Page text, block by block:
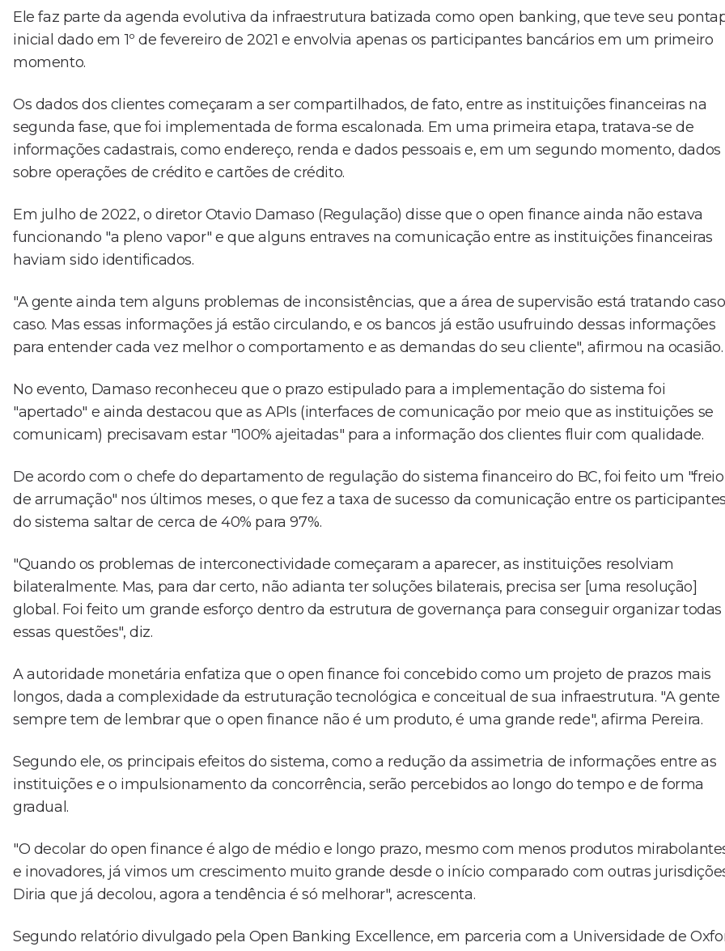
Ele faz parte da agenda evolutiva da infraestrutura batizada como open banking, que teve seu
inicial dado em 1º de fevereiro de 2021 e envolvia apenas os participantes bancários em um primeiro
momento.
Os dados dos clientes começaram a ser compartilhados, de fato, entre as instituições financeiras na
segunda fase, que foi implementada de forma escalonada. Em uma primeira etapa, tratava-se de
informações cadastrais, como endereço, renda e dados pessoais e, em um segundo momento, dados
sobre operações de crédito e cartões de crédito.
Em julho de 2022, o diretor Otavio Damaso (Regulação) disse que o open finance ainda não estava
funcionando "a pleno vapor" e que alguns entraves na comunicação entre as instituições financeiras
haviam sido identificados.
"A gente ainda tem alguns problemas de inconsistências, que a área de supervisão está tratando
caso. Mas essas informações já estão circulando, e os bancos já estão usufruindo dessas informações
para entender cada vez melhor o comportamento e as demandas do seu cliente", afirmou na ocasião.
No evento, Damaso reconheceu que o prazo estipulado para a implementação do sistema foi
"apertado" e ainda destacou que as APIs (interfaces de comunicação por meio que as instituições se
comunicam) precisavam estar "100% ajeitadas" para a informação dos clientes fluir com qualidade.
De acordo com o chefe do departamento de regulação do sistema financeiro do BC, foi feito um "freio
de arrumação" nos últimos meses, o que fez a taxa de sucesso da comunicação entre os
do sistema saltar de cerca de 40% para 97%.
"Quando os problemas de interconectividade começaram a aparecer, as instituições resolviam
bilateralmente. Mas, para dar certo, não adianta ter soluções bilaterais, precisa ser [uma resolução]
global. Foi feito um grande esforço dentro da estrutura de governança para conseguir organizar todas
essas questões", diz.
A autoridade monetária enfatiza que o open finance foi concebido como um projeto de prazos mais
longos, dada a complexidade da estruturação tecnológica e conceitual de sua infraestrutura. "A gente
sempre tem de lembrar que o open finance não é um produto, é uma grande rede", afirma Pereira.
Segundo ele, os principais efeitos do sistema, como a redução da assimetria de informações entre as
instituições e o impulsionamento da concorrência, serão percebidos ao longo do tempo e de forma
gradual.
"O decolar do open finance é algo de médio e longo prazo, mesmo com menos produtos
e inovadores, já vimos um crescimento muito grande desde o início comparado com outras
Diria que já decolou, agora a tendência é só melhorar", acrescenta.
Segundo relatório divulgado pela Open Banking Excellence, em parceria com a Universidade de